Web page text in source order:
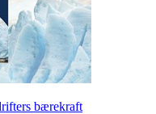
bærekraft